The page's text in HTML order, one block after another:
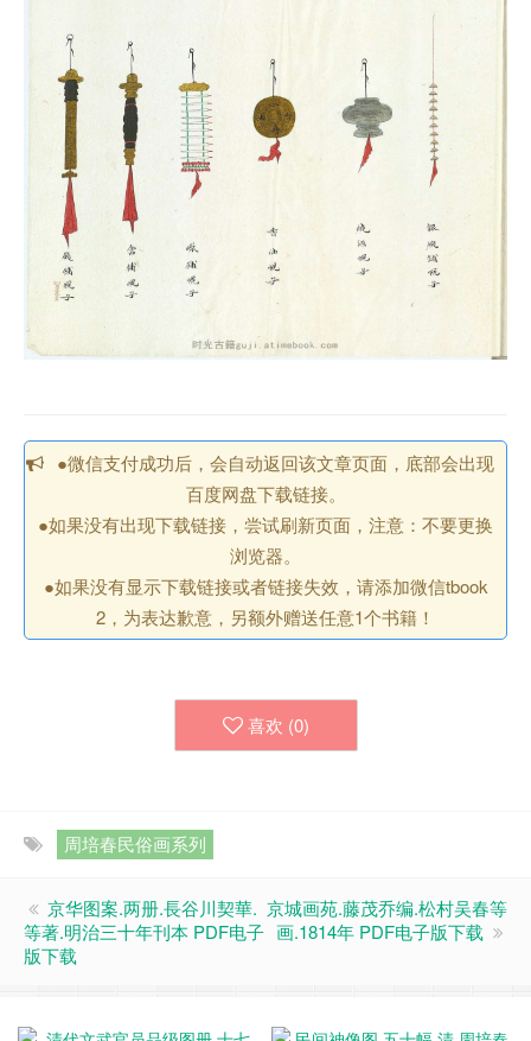
●微信支付成功后，会自动返回该文章页面，底部会出现
百度网盘下载链接。
●如果没有出现下载链接，尝试刷新页面，注意：不要更换
浏览器。
●如果没有显示下载链接或者链接失效，请添加微信tbook
2，为表达歉意，另额外赠送任意1个书籍！
喜欢 (0)
周培春民俗画系列
京华图案.两册.長谷川契華.
等著.明治三十年刊本 PDF电子
版下载
京城画苑.藤茂乔编.松村吴春等
画.1814年 PDF电子版下载